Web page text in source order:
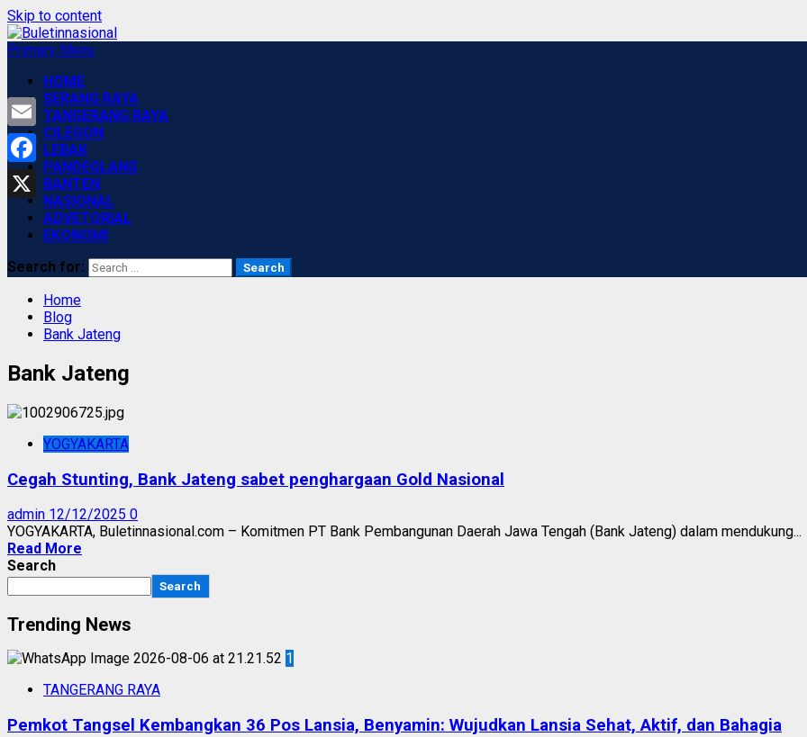
Skip to content
Primary Menu
HOME
SERANG RAYA
TANGERANG RAYA
CILEGON
LEBAK
PANDEGLANG
BANTEN
NASIONAL
ADVETORIAL
EKONOMI
Search for:
Home
Blog
Bank Jateng
Bank Jateng
YOGYAKARTA
Cegah Stunting, Bank Jateng sabet penghargaan Gold Nasional
admin 12/12/2025 0
YOGYAKARTA, Buletinnasional.com – Komitmen PT Bank Pembangunan Daerah Jawa Tengah (Bank Jateng) dalam mendukung...
Read More
Search
Search
Trending News
1
TANGERANG RAYA
Pemkot Tangsel Kembangkan 36 Pos Lansia, Benyamin: Wujudkan Lansia Sehat, Aktif, dan Bahagia
Email
Facebook